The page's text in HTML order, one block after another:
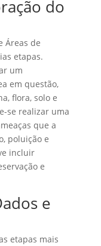
do
Áreas de
etapas.
um
em questão,
flora, solo e
se realizar uma
que a
poluição e
incluir
e
e
etapas mais